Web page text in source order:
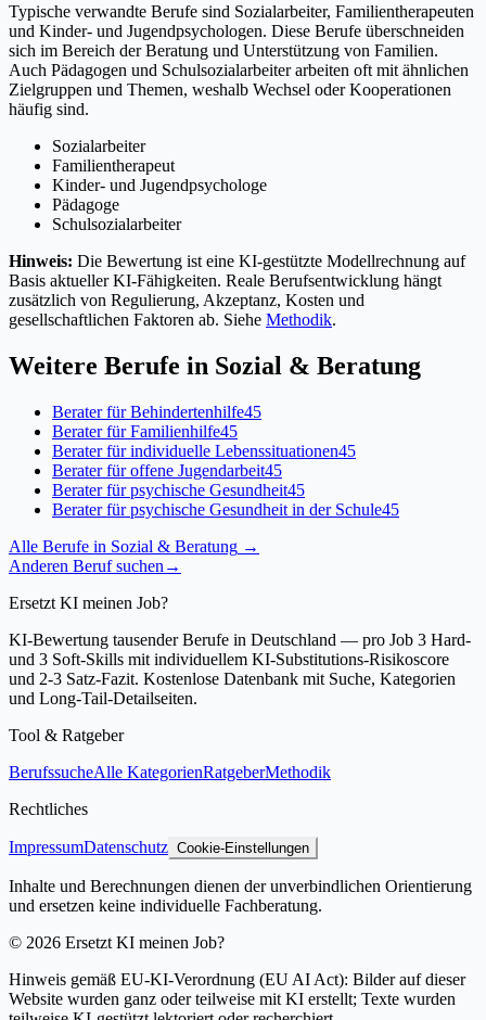
Typische verwandte Berufe sind Sozialarbeiter, Familientherapeuten
und Kinder- und Jugendpsychologen. Diese Berufe überschneiden
sich im Bereich der Beratung und Unterstützung von Familien.
Auch Pädagogen und Schulsozialarbeiter arbeiten oft mit ähnlichen
Zielgruppen und Themen, weshalb Wechsel oder Kooperationen
häufig sind.
Sozialarbeiter
Familientherapeut
Kinder- und Jugendpsychologe
Pädagoge
Schulsozialarbeiter
Hinweis: Die Bewertung ist eine KI-gestützte Modellrechnung auf
Basis aktueller KI-Fähigkeiten. Reale Berufsentwicklung hängt
zusätzlich von Regulierung, Akzeptanz, Kosten und
gesellschaftlichen Faktoren ab. Siehe Methodik.
Weitere Berufe in Sozial & Beratung
Berater für Behindertenhilfe45
Berater für Familienhilfe45
Berater für individuelle Lebenssituationen45
Berater für offene Jugendarbeit45
Berater für psychische Gesundheit45
Berater für psychische Gesundheit in der Schule45
Alle Berufe in Sozial & Beratung →
Anderen Beruf suchen →
Ersetzt KI meinen Job?
KI-Bewertung tausender Berufe in Deutschland — pro Job 3 Hard-
und 3 Soft-Skills mit individuellem KI-Substitutions-Risikoscore
und 2-3 Satz-Fazit. Kostenlose Datenbank mit Suche, Kategorien
und Long-Tail-Detailseiten.
Tool & Ratgeber
BerufssucheAlle KategorienRatgeberMethodik
Rechtliches
ImpressumDatenschutz Cookie-Einstellungen
Inhalte und Berechnungen dienen der unverbindlichen Orientierung
und ersetzen keine individuelle Fachberatung.
© 2026 Ersetzt KI meinen Job?
Hinweis gemäß EU-KI-Verordnung (EU AI Act): Bilder auf dieser
Website wurden ganz oder teilweise mit KI erstellt; Texte wurden